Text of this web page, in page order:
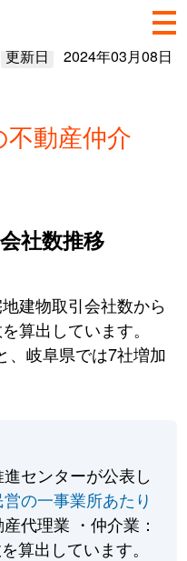
更新日 2024年03月08日
動産仲介
社数推移
建物取引会社数から
算出しています。
、岐阜県では7社増加
センターが公表し
営の一事業所あたり
代理業 ・仲介業：
算出しています。